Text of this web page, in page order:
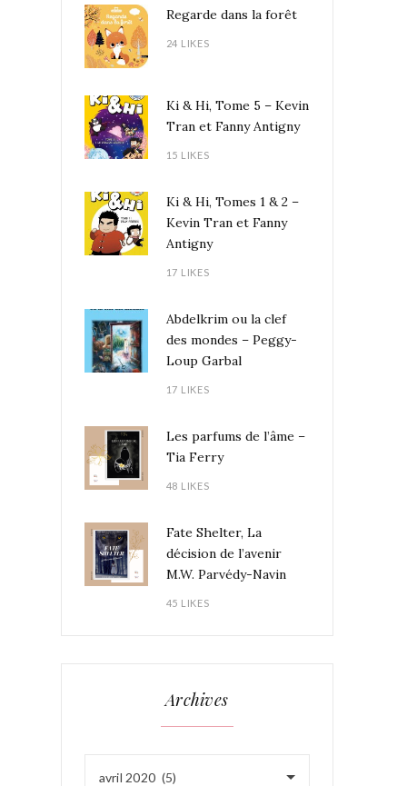
Regarde dans la forêt
24 LIKES
Ki & Hi, Tome 5 – Kevin
Tran et Fanny Antigny
15 LIKES
Ki & Hi, Tomes 1 & 2 –
Kevin Tran et Fanny
Antigny
17 LIKES
Abdelkrim ou la clef
des mondes – Peggy-
Loup Garbal
17 LIKES
Les parfums de l’âme –
Tia Ferry
48 LIKES
Fate Shelter, La
décision de l’avenir
M.W. Parvédy-Navin
45 LIKES
Archives
avril 2020 (5)